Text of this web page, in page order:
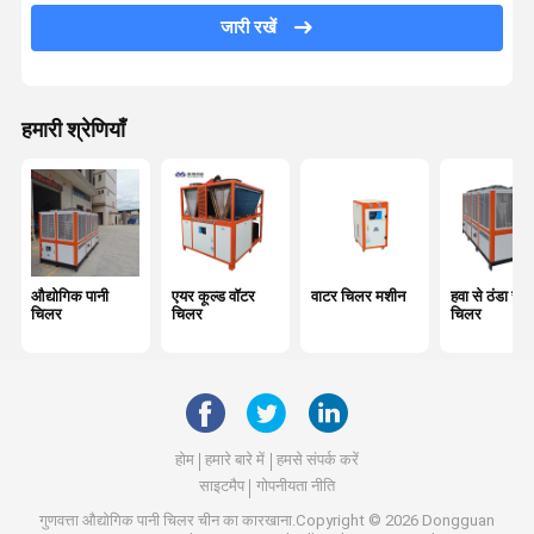
रासायनिक शीतलक
जारी रखें
हमारी श्रेणियाँ
औद्योगिक पानी
चिलर
एयर कूल्ड वॉटर
चिलर
वाटर चिलर मशीन
हवा से ठंडा
चिलर
होम हमारे बारे में
हमसे संपर्क करें
साइटमैप
गोपनीयता नीति
गुणवत्ता औद्योगिक पानी चिलर चीन का कारखाना.Copyright © 2026 Dongguan